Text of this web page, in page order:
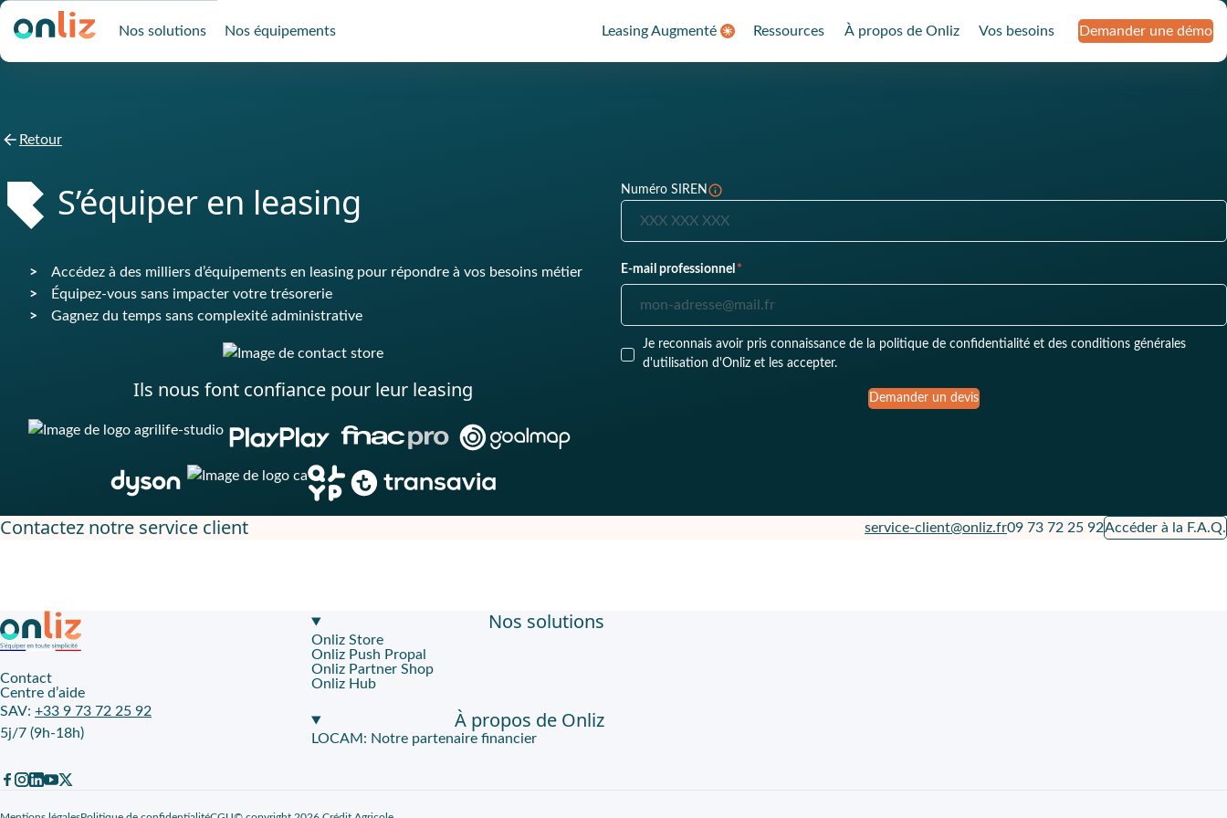
Nos solutions Nos équipements Leasing Augmenté Ressources À propos de Onliz Vos besoins Demander une démo
Retour
S’équiper en leasing
Accédez à des milliers d’équipements en leasing pour répondre à vos besoins métier
Équipez-vous sans impacter votre trésorerie
Gagnez du temps sans complexité administrative
Ils nous font confiance pour leur leasing
Numéro SIREN
E-mail professionnel *
Je reconnais avoir pris connaissance de la politique de confidentialité et des conditions générales
d'utilisation d'Onliz et les accepter.
Demander un devis
Contactez notre service client service-client@onliz.fr09 73 72 25 92Accéder à la F.A.Q.
Contact
Centre d’aide
SAV: +33 9 73 72 25 92
5j/7 (9h-18h)
Nos solutions
Onliz Store
Onliz Push Propal
Onliz Partner Shop
Onliz Hub
À propos de Onliz
LOCAM: Notre partenaire financier